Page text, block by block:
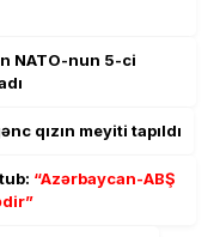
NATO-nun 5-ci
qızın meyiti tapıldı
“Azərbaycan-ABŞ